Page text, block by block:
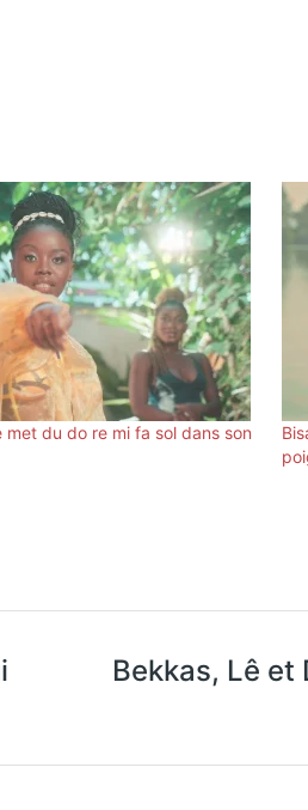
met du do re mi fa sol dans son
Bekkas, Lê et